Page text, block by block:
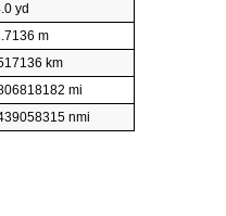
yd
m
km
mi
nmi